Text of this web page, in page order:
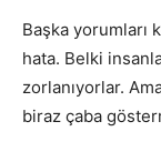
Başka yorumları
hata. Belki
zorlanıyorlar.
biraz çaba